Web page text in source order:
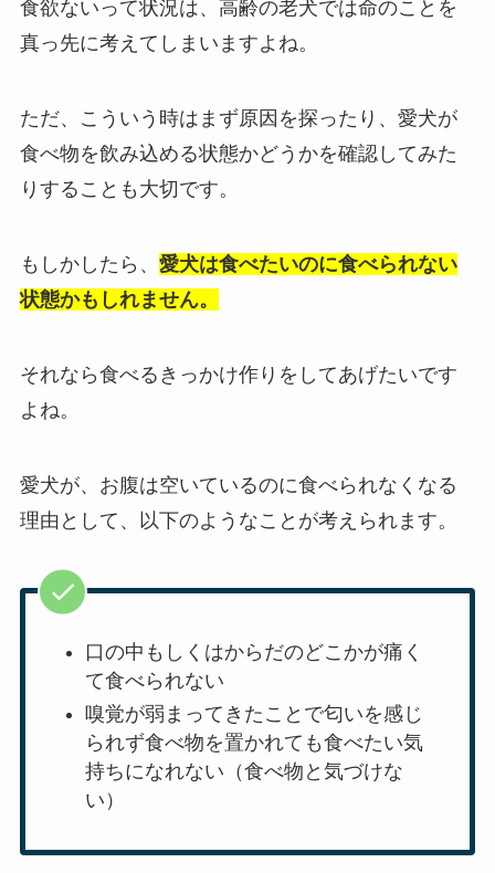
食欲ないって状況は、高齢の老犬では命のことを
真っ先に考えてしまいますよね。
ただ、こういう時はまず原因を探ったり、愛犬が
食べ物を飲み込める状態かどうかを確認してみた
りすることも大切です。
もしかしたら、 愛犬は食べたいのに食べられない
状態かもしれません。
それなら食べるきっかけ作りをしてあげたいです
よね。
愛犬が、お腹は空いているのに食べられなくなる
理由として、以下のようなことが考えられます。
口の中もしくはからだのどこかが痛く
て食べられない
嗅覚が弱まってきたことで匂いを感じ
られず食べ物を置かれても食べたい気
持ちになれない（食べ物と気づけな
い）